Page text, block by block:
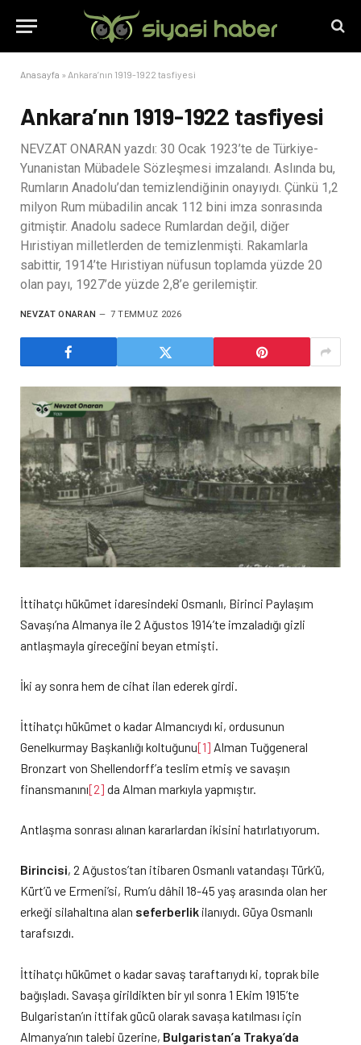
Anasayfa » Ankara’nın 1919-1922 tasfiyesi
Ankara’nın 1919-1922 tasfiyesi
NEVZAT ONARAN yazdı: 30 Ocak 1923’te de Türkiye-
Yunanistan Mübadele Sözleşmesi imzalandı. Aslında bu,
Rumların Anadolu’dan temizlendiğinin onayıydı. Çünkü 1,2
milyon Rum mübadilin ancak 112 bini imza sonrasında
gitmiştir. Anadolu sadece Rumlardan değil, diğer
Hıristiyan milletlerden de temizlenmişti. Rakamlarla
sabittir, 1914’te Hıristiyan nüfusun toplamda yüzde 20
olan payı, 1927’de yüzde 2,8’e gerilemiştir.
NEVZAT ONARAN 7 TEMMUZ 2026
İttihatçı hükümet idaresindeki Osmanlı, Birinci Paylaşım
Savaşı’na Almanya ile 2 Ağustos 1914’te imzaladığı gizli
antlaşmayla gireceğini beyan etmişti.
İki ay sonra hem de cihat ilan ederek girdi.
İttihatçı hükümet o kadar Almancıydı ki, ordusunun
Genelkurmay Başkanlığı koltuğunu[1] Alman Tuğgeneral
Bronzart von Shellendorff’a teslim etmiş ve savaşın
finansmanını[2] da Alman markıyla yapmıştır.
Antlaşma sonrası alınan kararlardan ikisini hatırlatıyorum.
Birincisi, 2 Ağustos’tan itibaren Osmanlı vatandaşı Türk’ü,
Kürt’ü ve Ermeni’si, Rum’u dâhil 18-45 yaş arasında olan her
erkeği silahaltına alan seferberlik ilanıydı. Güya Osmanlı
tarafsızdı.
İttihatçı hükümet o kadar savaş taraftarıydı ki, toprak bile
bağışladı. Savaşa girildikten bir yıl sonra 1 Ekim 1915’te
Bulgaristan’ın ittifak gücü olarak savaşa katılması için
Almanya’nın talebi üzerine, Bulgaristan’a Trakya’da